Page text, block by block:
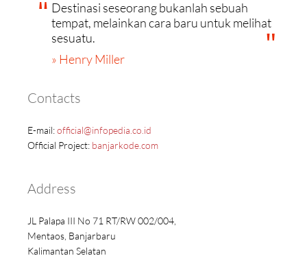
Destinasi seseorang bukanlah sebuah
tempat, melainkan cara baru untuk melihat
sesuatu.
» Henry Miller
Contacts
E-mail:official@infopedia.co.id
Official Project: banjarkode.com
Address
JL Palapa III No 71 RT/RW 002/004,
Mentaos, Banjarbaru
Kalimantan Selatan